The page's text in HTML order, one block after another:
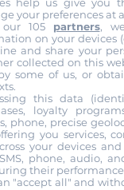
?
plus recherchés
du Ve millénaire
des plus grands
platine et
d’or
your preferences at
105 partners,
on your devices
and share your
collected on this
some of us, or
this data
loyalty
phone, precise
you services,
your devices
phone, audio,
their
"accept all" and